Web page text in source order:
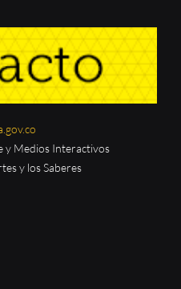
y Medios Interactivos
y los Saberes